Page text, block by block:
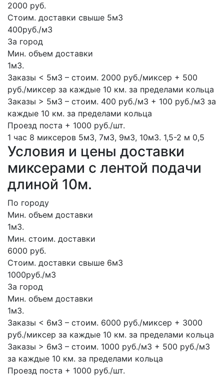
2000 руб.
Стоим. доставки свыше 5м3
400руб./м3
За город
Мин. объем доставки
1м3.
Заказы < 5м3 – стоим. 2000 руб./миксер + 500
руб./миксер за каждые 10 км. за пределами кольца
Заказы > 5м3 – стоим. 400 руб./м3 + 100 руб./м3 за
каждые 10 км. за пределами кольца
Проезд поста + 1000 руб./шт.
1 час 8 миксеров 5м3, 7м3, 9м3, 10м3. 1,5-2 м 0,5
Условия и цены доставки
миксерами с лентой подачи
длиной 10м.
По городу
Мин. объем доставки
1м3.
Мин. стоим. доставки
6000 руб.
Стоим. доставки свыше 6м3
1000руб./м3
За город
Мин. объем доставки
1м3.
Заказы < 6м3 – стоим. 6000 руб./миксер + 3000
руб./миксер за каждые 10 км. за пределами кольца
Заказы > 6м3 – стоим. 1000 руб./м3 + 500 руб./м3
за каждые 10 км. за пределами кольца
Проезд поста + 1000 руб./шт.